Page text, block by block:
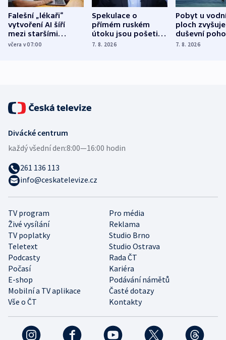
Falešní „lékaři“
vytvoření AI šíří
mezi staršími
Poláky nebezpečné
včera v 07:00
Spekulace o
přímém ruském
útoku jsou pošetilé,
míní estonský
7. 8. 2026
Pobyt u
ploch zvyšuje
duševní
ukázala
7. 8. 2026
TV program
Pro média
Živé vysílání
Reklama
TV poplatky
Studio Brno
Teletext
Studio Ostrava
Podcasty
Rada ČT
Počasí
Kariéra
E-shop
Podávání námětů
Mobilní a TV aplikace
Časté dotazy
Vše o ČT
Kontakty
Divácké centrum
každý všední den:8:00—16:00 hodin
261 136 113
info@ceskatelevize.cz